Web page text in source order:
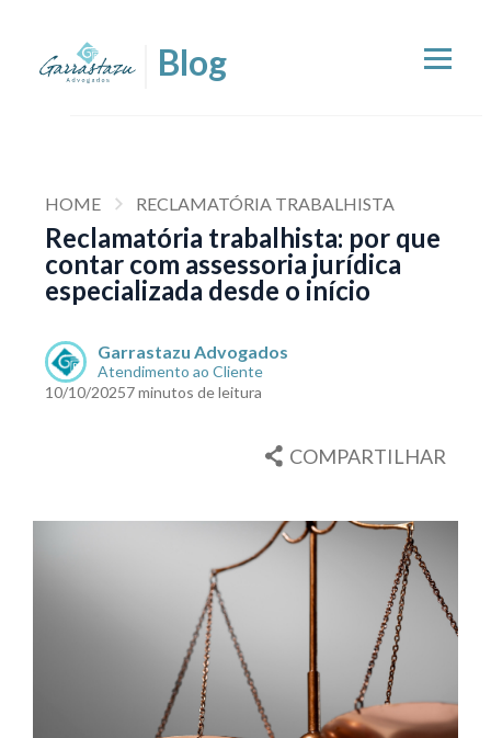
HOME RECLAMATÓRIA TRABALHISTA
Reclamatória trabalhista: por que
contar com assessoria jurídica
especializada desde o início
Garrastazu Advogados
Atendimento ao Cliente
10/10/20257 minutos de leitura
COMPARTILHAR